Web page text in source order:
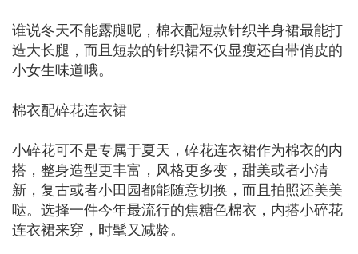
谁说冬天不能露腿呢，棉衣配短款针织半身裙最能打
造大长腿，而且短款的针织裙不仅显瘦还自带俏皮的
小女生味道哦。
棉衣配碎花连衣裙
小碎花可不是专属于夏天，碎花连衣裙作为棉衣的内
搭，整身造型更丰富，风格更多变，甜美或者小清
新，复古或者小田园都能随意切换，而且拍照还美美
哒。选择一件今年最流行的焦糖色棉衣，内搭小碎花
连衣裙来穿，时髦又减龄。